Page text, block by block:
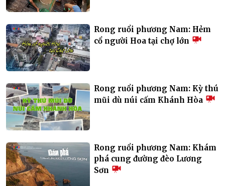
Rong ruổi phương Nam: Hẻm
cổ người Hoa tại chợ lớn
Rong ruổi phương Nam: Kỳ thú
mũi dù núi cấm Khánh Hòa
Rong ruổi phương Nam: Khám
phá cung đường đèo Lương
Sơn